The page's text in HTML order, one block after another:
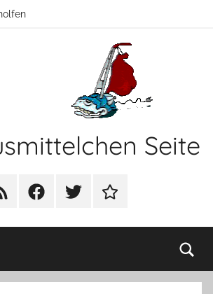
Seite
FacebookTwitter Newsletter